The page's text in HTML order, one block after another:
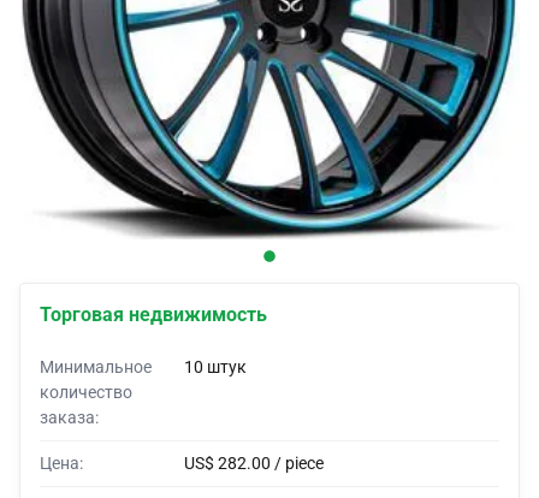
Автомобильные лифчики
Корни по заказу
Автомобильные оболочки
Торговая недвижимость
Минимальное
количество
заказа:
10 штук
Цена: US$ 282.00 / piece